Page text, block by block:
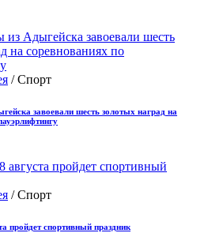
/ Спорт
завоевали шесть золотых наград на
/ Спорт
пройдет спортивный праздник